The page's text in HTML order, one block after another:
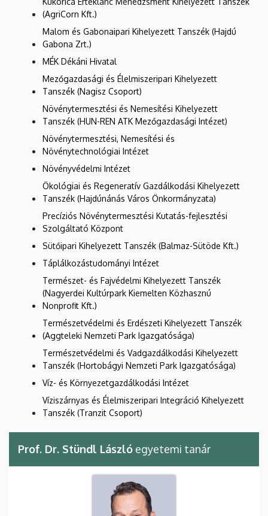
(AgriCorn Kft.)
Malom és Gabonaipari Kihelyezett Tanszék (Hajdú
Gabona Zrt.)
MÉK Dékáni Hivatal
Mezőgazdasági és Élelmiszeripari Kihelyezett
Tanszék (Nagisz Csoport)
Növénytermesztési és Nemesítési Kihelyezett
Tanszék (HUN-REN ATK Mezőgazdasági Intézet)
Növénytermesztési, Nemesítési és
Növénytechnológiai Intézet
Növényvédelmi Intézet
Ökológiai és Regeneratív Gazdálkodási Kihelyezett
Tanszék (Hajdúnánás Város Önkormányzata)
Precíziós Növénytermesztési Kutatás-fejlesztési
Szolgáltató Központ
Sütőipari Kihelyezett Tanszék (Balmaz-Sütöde Kft.)
Táplálkozástudományi Intézet
Természet- és Fajvédelmi Kihelyezett Tanszék
(Nagyerdei Kultúrpark Kiemelten Közhasznú
Nonprofit Kft.)
Természetvédelmi és Erdészeti Kihelyezett Tanszék
(Aggteleki Nemzeti Park Igazgatósága)
Természetvédelmi és Vadgazdálkodási Kihelyezett
Tanszék (Hortobágyi Nemzeti Park Igazgatósága)
Víz- és Környezetgazdálkodási Intézet
Víziszárnyas és Élelmiszeripari Integráció Kihelyezett
Tanszék (Tranzit Csoport)
Prof. Dr. Stündl László egyetemi tanár